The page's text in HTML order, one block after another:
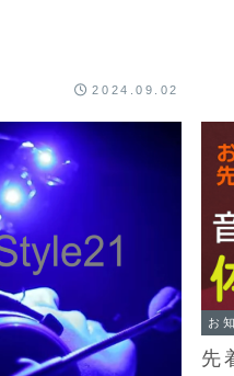
2024.09.02
お
先